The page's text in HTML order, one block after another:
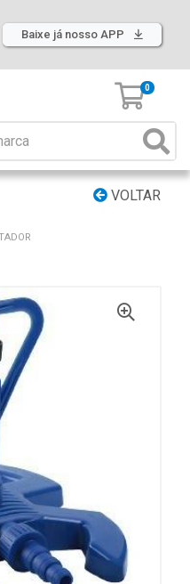
Baixe já nosso APP
0
VOLTAR